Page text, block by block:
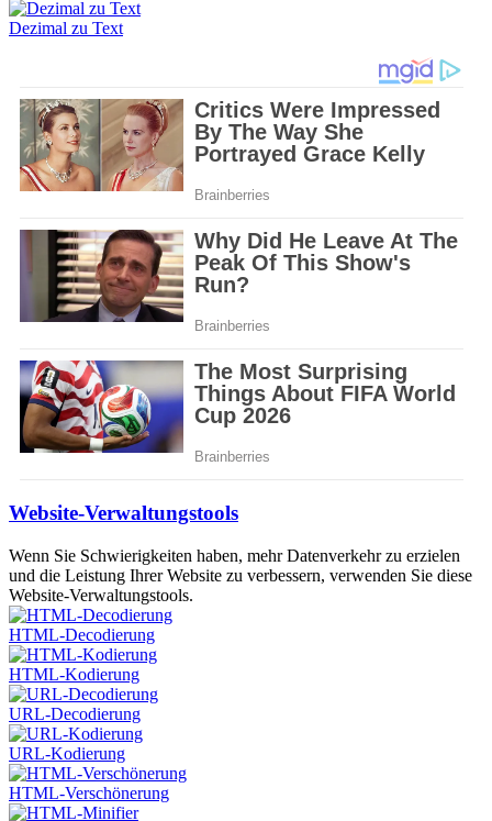
Dezimal zu Text
Website-Verwaltungstools
Wenn Sie Schwierigkeiten haben, mehr Datenverkehr zu erzielen
und die Leistung Ihrer Website zu verbessern, verwenden Sie diese
Website-Verwaltungstools.
HTML-Decodierung
HTML-Kodierung
URL-Decodierung
URL-Kodierung
HTML-Verschönerung